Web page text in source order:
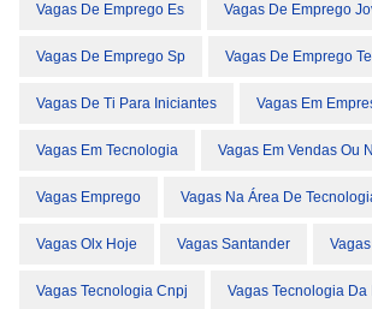
Vagas De Emprego Es Vagas De Emprego
Vagas De Emprego Sp Vagas De Emprego
Vagas De Ti Para Iniciantes Vagas Em
Vagas Em Tecnologia Vagas Em Vendas Ou
Vagas Emprego Vagas Na Área De
Vagas Olx Hoje Vagas Santander
Vagas Tecnologia Cnpj Vagas Tecnologia Da